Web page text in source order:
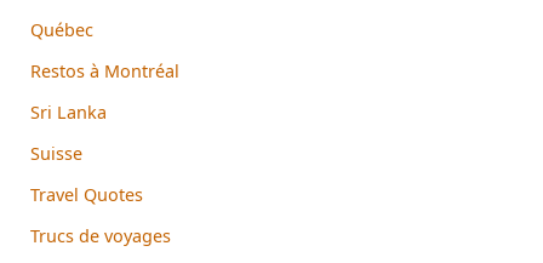
Québec
Restos à Montréal
Sri Lanka
Suisse
Travel Quotes
Trucs de voyages